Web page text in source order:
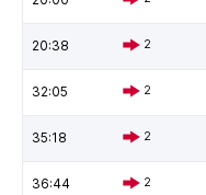
20:38 2
32:05 2
35:18 2
36:44 2